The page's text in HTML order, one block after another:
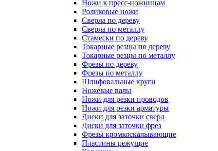
Ножи к пресс-ножницам
Роликовые ножи
Сверла по дереву
Сверла по металлу
Стамески по дереву
Токарные резцы по дереву
Токарные резцы по металлу
Фрезы по дереву
Фрезы по металлу
Шлифовальные круги
Ножевые валы
Ножи для резки проводов
Ножи для резки арматуры
Диски для заточки сверл
Диски для заточки фрез
Фрезы кромкоскалывающие
Пластины режущие